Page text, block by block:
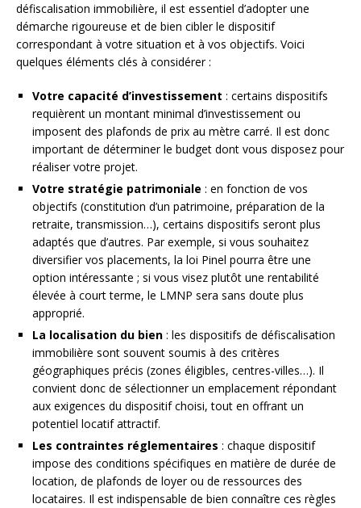
défiscalisation immobilière, il est essentiel d’adopter une
démarche rigoureuse et de bien cibler le dispositif
correspondant à votre situation et à vos objectifs. Voici
quelques éléments clés à considérer :
Votre capacité d’investissement : certains dispositifs
requièrent un montant minimal d’investissement ou
imposent des plafonds de prix au mètre carré. Il est donc
important de déterminer le budget dont vous disposez pour
réaliser votre projet.
Votre stratégie patrimoniale : en fonction de vos
objectifs (constitution d’un patrimoine, préparation de la
retraite, transmission…), certains dispositifs seront plus
adaptés que d’autres. Par exemple, si vous souhaitez
diversifier vos placements, la loi Pinel pourra être une
option intéressante ; si vous visez plutôt une rentabilité
élevée à court terme, le LMNP sera sans doute plus
approprié.
La localisation du bien : les dispositifs de défiscalisation
immobilière sont souvent soumis à des critères
géographiques précis (zones éligibles, centres-villes…). Il
convient donc de sélectionner un emplacement répondant
aux exigences du dispositif choisi, tout en offrant un
potentiel locatif attractif.
Les contraintes réglementaires : chaque dispositif
impose des conditions spécifiques en matière de durée de
location, de plafonds de loyer ou de ressources des
locataires. Il est indispensable de bien connaître ces règles